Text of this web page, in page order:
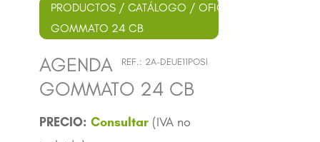
PRODUCTOS / CATÁLOGO / OFICINA
GOMMATO 24 CB
REF.: 2A-DEUE11POSI
AGENDA
GOMMATO 24 CB
Consultar